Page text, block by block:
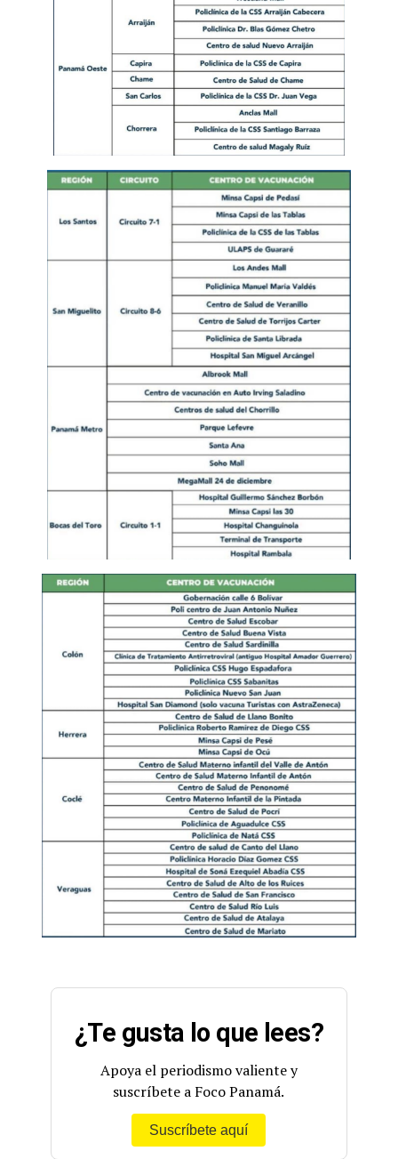
¿Te gusta lo que lees?
Apoya el periodismo valiente y
suscríbete a Foco Panamá.
Suscríbete aquí